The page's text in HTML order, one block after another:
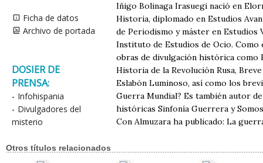
Ficha de datos
Archivo de portada
DOSIER DE
PRENSA:
- Infohispania
- Divulgadores del
misterio
Iñigo Bolinaga Irasuegi nació en
Historia, diplomado en Estudios
de Periodismo y máster en Estudios
Instituto de Estudios de Ocio.
obras de divulgación histórica como
Historia de la Revolución Rusa,
Eslabón Luminoso, así como los
Guerra Mundial? Es también autor
históricas Sinfonía Guerrera y
Con Almuzara ha publicado: La
Otros títulos relacionados